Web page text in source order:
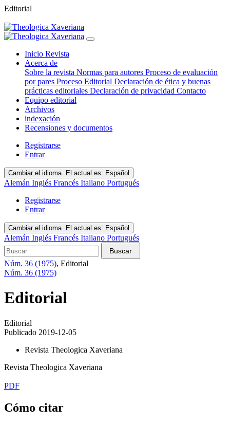
Editorial
Inicio Revista
Acerca de
Sobre la revista Normas para autores Proceso de evaluación
por pares Proceso Editorial Declaración de ética y buenas
prácticas editoriales Declaración de privacidad Contacto
Equipo editorial
Archivos
indexación
Recensiones y documentos
Registrarse
Entrar
Cambiar el idioma. El actual es: Español
Alemán Inglés Francés Italiano Portugués
Registrarse
Entrar
Cambiar el idioma. El actual es: Español
Alemán Inglés Francés Italiano Portugués
Buscar
Núm. 36 (1975), Editorial
Núm. 36 (1975)
Editorial
Editorial
Publicado 2019-12-05
Revista Theologica Xaveriana
Revista Theologica Xaveriana
PDF
Cómo citar